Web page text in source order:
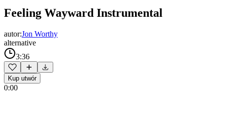
Feeling Wayward Instrumental
autor:Jon Worthy
alternative
3:36
Kup utwór
0:00